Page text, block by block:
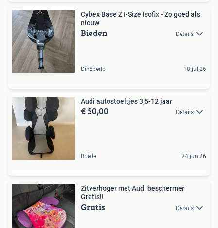
Cybex Base Z I-Size Isofix - Zo goed als
nieuw
Bieden Details
Dinxperlo 18 jul 26
Audi autostoeltjes 3,5-12 jaar
€ 50,00 Details
Brielle 24 jun 26
Zitverhoger met Audi beschermer
Gratis!!
Gratis Details